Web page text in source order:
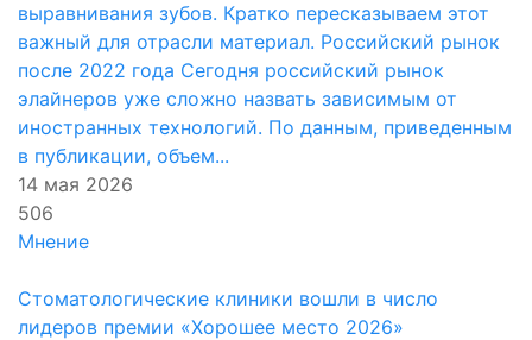
выравнивания зубов. Кратко пересказываем этот
важный для отрасли материал. Российский рынок
после 2022 года Сегодня российский рынок
элайнеров уже сложно назвать зависимым от
иностранных технологий. По данным, приведенным
в публикации, объем...
14 мая 2026
506
Мнение
Стоматологические клиники вошли в число
лидеров премии «Хорошее место 2026»